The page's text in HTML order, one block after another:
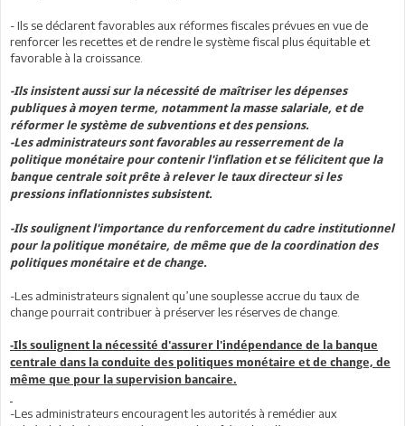
- Ils se déclarent favorables aux réformes fiscales prévues en vue de
renforcer les recettes et de rendre le système fiscal plus équitable et
favorable à la croissance.
-Ils insistent aussi sur la nécessité de maîtriser les dépenses
publiques à moyen terme, notamment la masse salariale, et de
réformer le système de subventions et des pensions.
-Les administrateurs sont favorables au resserrement de la
politique monétaire pour contenir l'inflation et se félicitent que la
banque centrale soit prête à relever le taux directeur si les
pressions inflationnistes subsistent.
-Ils soulignent l'importance du renforcement du cadre institutionnel
pour la politique monétaire, de même que de la coordination des
politiques monétaire et de change.
-Les administrateurs signalent qu’une souplesse accrue du taux de
change pourrait contribuer à préserver les réserves de change.
-Ils soulignent la nécessité d'assurer l'indépendance de la banque
centrale dans la conduite des politiques monétaire et de change, de
même que pour la supervision bancaire.
-Les administrateurs encouragent les autorités à remédier aux